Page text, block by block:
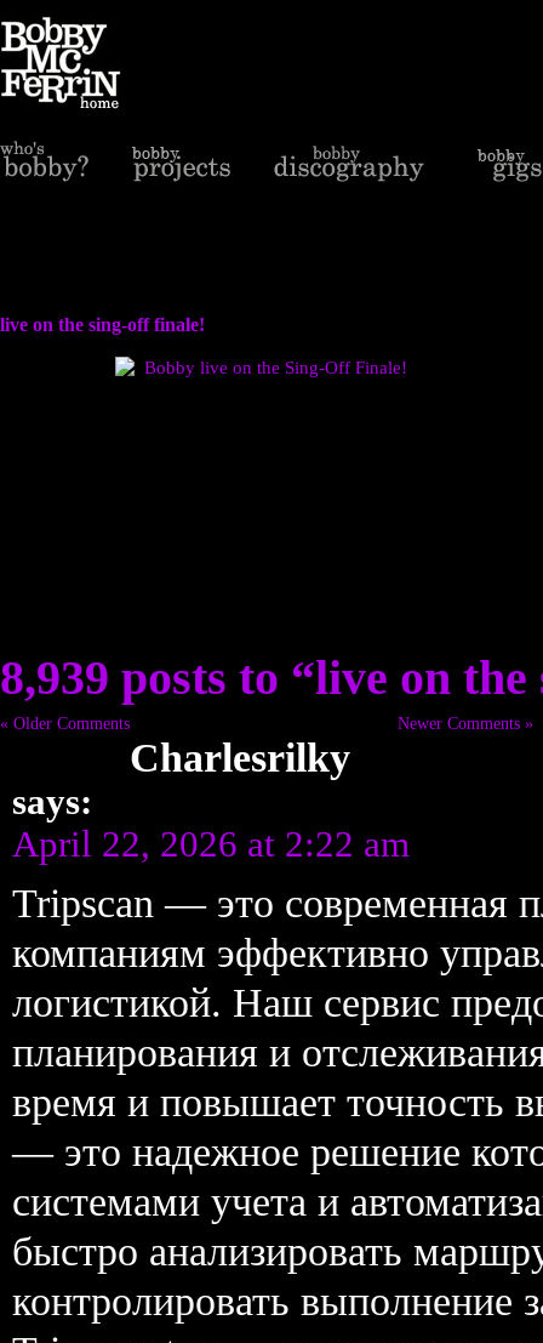
live on the sing-off finale!
8,939 posts to “live on
« Older Comments Newer Comments »
Charlesrilky
says:
April 22, 2026 at 2:22 am
Tripscan — это современная
компаниям эффективно
логистикой. Наш сервис
планирования и
время и повышает точность
— это надежное решение
системами учета и
быстро анализировать
контролировать выполнение